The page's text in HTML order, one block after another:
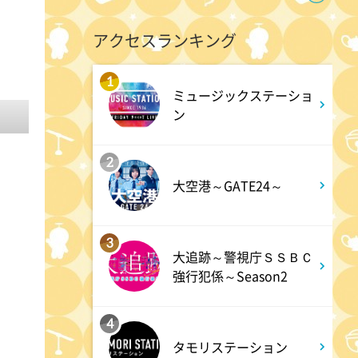
てきます #6
深夜 2:30
花織さんは転生しても喧嘩がし
たい【ANiMAZiNG!!!】 #5
深夜 3:00
上田ちゃんネル 楽屋トークを
い話
テラサってる? EXOシウミン
アクセスランキング
1
ミュージックステーショ
ン
2
大空港～GATE24～
3
大追跡～警視庁ＳＳＢＣ
強行犯係～Season2
4
タモリステーション